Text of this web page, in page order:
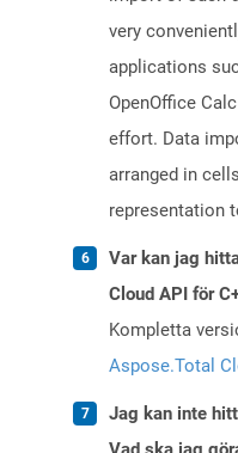
very
applications
OpenOffice
effort. Data
arranged in
representation
Var kan jag
Cloud API för
Kompletta
Aspose.Total
Jag kan inte